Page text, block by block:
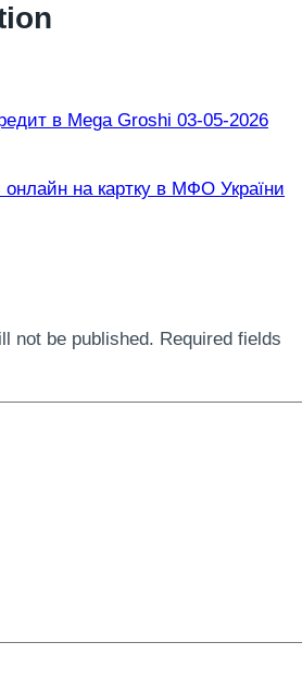
в Mega Groshi 03-05-2026
онлайн на картку в МФО України
not be published. Required fields